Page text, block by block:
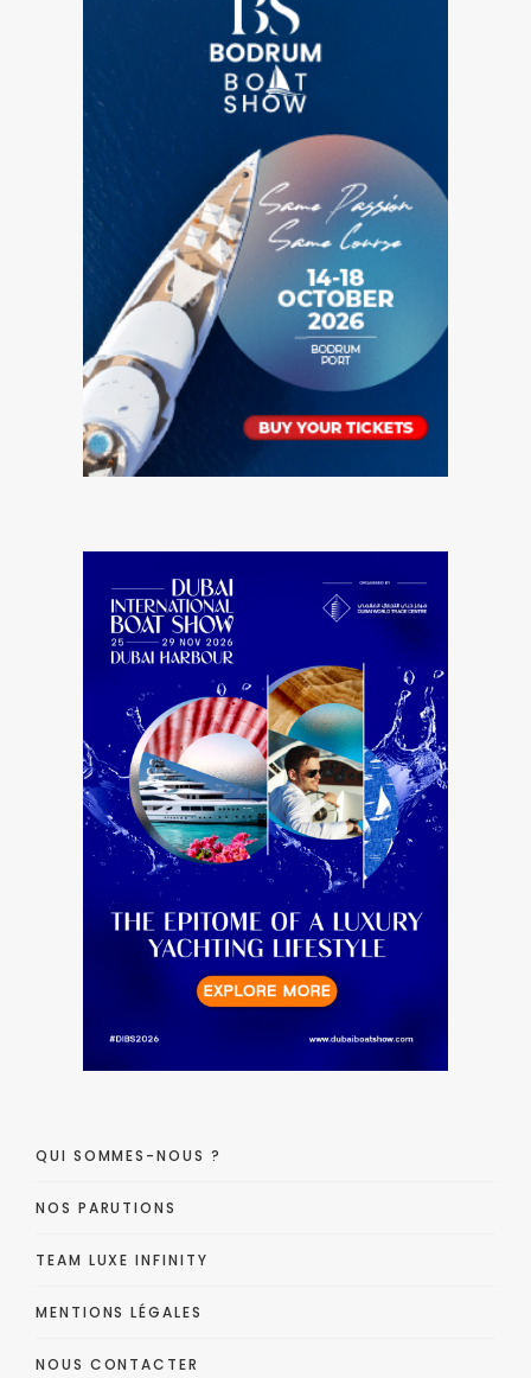
QUI SOMMES-NOUS ?
NOS PARUTIONS
TEAM LUXE INFINITY
MENTIONS LÉGALES
NOUS CONTACTER